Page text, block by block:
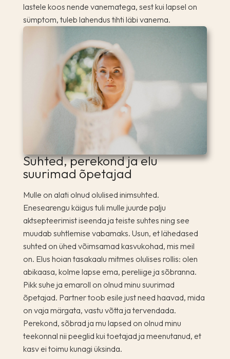
lastele koos nende vanematega, sest kui lapsel on
sümptom, tuleb lahendus tihti läbi vanema.
Suhted, perekond ja elu
suurimad õpetajad
Mulle on alati olnud olulised inimsuhted.
Enesearengu käigus tuli mulle juurde palju
aktsepteerimist iseenda ja teiste suhtes ning see
muudab suhtlemise vabamaks. Usun, et lähedased
suhted on ühed võimsamad kasvukohad, mis meil
on. Elus hoian tasakaalu mitmes olulises rollis: olen
abikaasa, kolme lapse ema, pereliige ja sõbranna.
Pikk suhe ja emaroll on olnud minu suurimad
õpetajad. Partner toob esile just need haavad, mida
on vaja märgata, vastu võtta ja tervendada.
Perekond, sõbrad ja mu lapsed on olnud minu
teekonnal nii peeglid kui toetajad ja meenutanud, et
kasv ei toimu kunagi üksinda.